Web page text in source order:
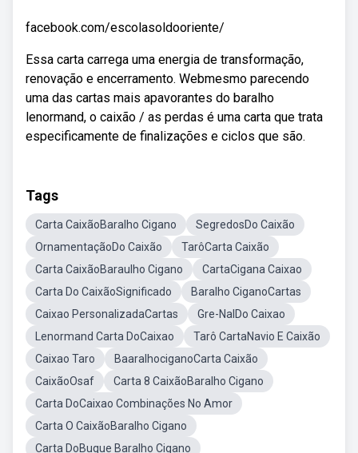
facebook.com/escolasoldooriente/
Essa carta carrega uma energia de transformação,
renovação e encerramento. Webmesmo parecendo
uma das cartas mais apavorantes do baralho
lenormand, o caixão / as perdas é uma carta que trata
especificamente de finalizações e ciclos que são.
Tags
Carta CaixãoBaralho Cigano
SegredosDo Caixão
OrnamentaçãoDo Caixão
TarôCarta Caixão
Carta CaixãoBaraulho Cigano
CartaCigana Caixao
Carta Do CaixãoSignificado
Baralho CiganoCartas
Caixao PersonalizadaCartas
Gre-NalDo Caixao
Lenormand Carta DoCaixao
Tarô CartaNavio E Caixão
Caixao Taro
BaaralhociganoCarta Caixão
CaixãoOsaf
Carta 8 CaixãoBaralho Cigano
Carta DoCaixao Combinações No Amor
Carta O CaixãoBaralho Cigano
Carta DoBuque Baralho Cigano